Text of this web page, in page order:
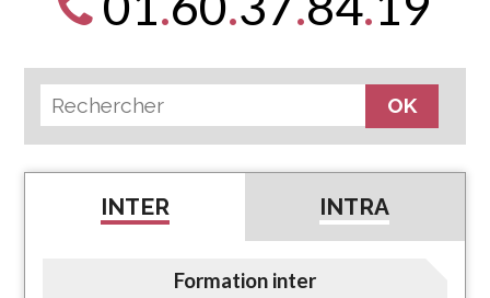
INTER INTRA
Formation inter